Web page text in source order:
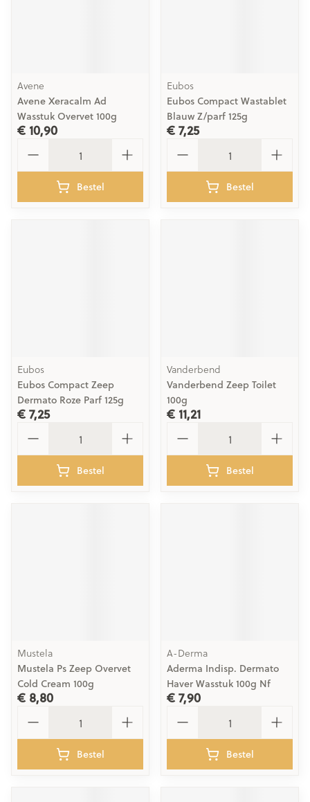
Avene
Avene Xeracalm Ad
Wasstuk Overvet 100g
€ 10,90
Bestel
Eubos
Eubos Compact Wastablet
Blauw Z/parf 125g
€ 7,25
Bestel
Eubos
Eubos Compact Zeep
Dermato Roze Parf 125g
€ 7,25
Bestel
Vanderbend
Vanderbend Zeep Toilet
100g
€ 11,21
Bestel
Mustela
Mustela Ps Zeep Overvet
Cold Cream 100g
€ 8,80
Bestel
A-Derma
Aderma Indisp. Dermato
Haver Wasstuk 100g Nf
€ 7,90
Bestel